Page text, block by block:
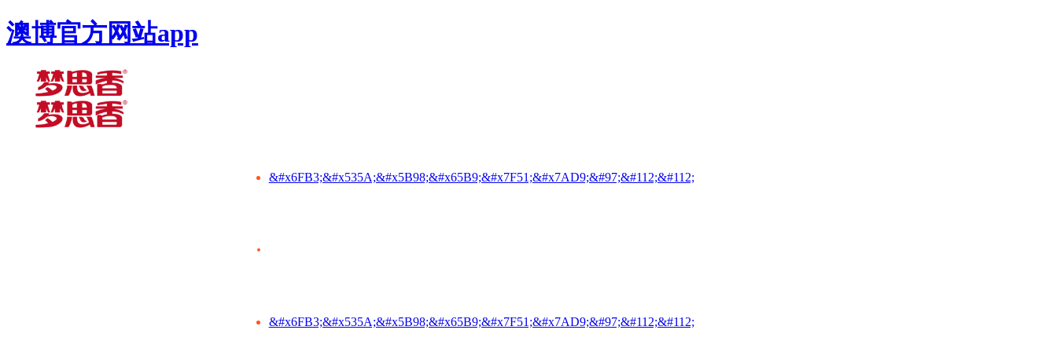
澳博官方网站app
&#x6FB3;&#x535A;&#x5B98;&#x65B9;&#x7F51;&#x7AD9;&#97;&#112;&#112;
&#x6FB3;&#x535A;&#x5B98;&#x65B9;&#x7F51;&#x7AD9;&#97;&#112;&#112;